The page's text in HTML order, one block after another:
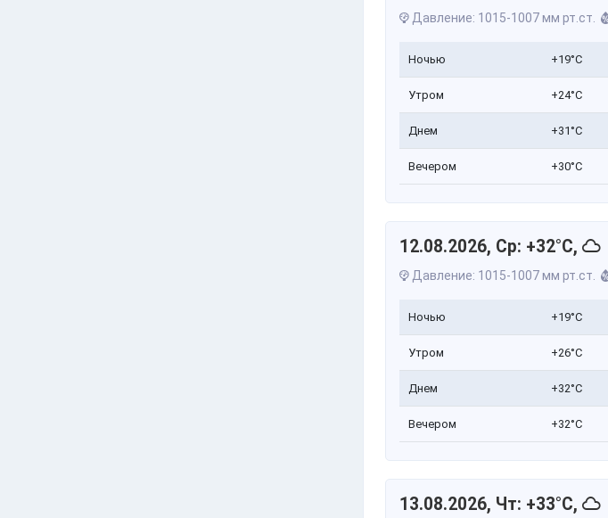
Давление: 1015-1007 мм рт.ст.
Ночью +19°C
Утром +24°C
Днем +31°C
Вечером +30°C
12.08.2026, Ср: +32°C,
Давление: 1015-1007 мм рт.ст.
Ночью +19°C
Утром +26°C
Днем +32°C
Вечером +32°C
13.08.2026, Чт: +33°C,